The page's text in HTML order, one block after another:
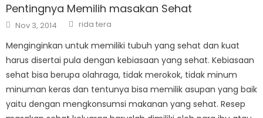
Pentingnya Memilih masakan Sehat
Posted
on
Nov 3, 2014 Author
rida tera
Menginginkan untuk memiliki tubuh yang sehat dan kuat
harus disertai pula dengan kebiasaan yang sehat. Kebiasaan
sehat bisa berupa olahraga, tidak merokok, tidak minum
minuman keras dan tentunya bisa memilik asupan yang baik
yaitu dengan mengkonsumsi makanan yang sehat. Resep